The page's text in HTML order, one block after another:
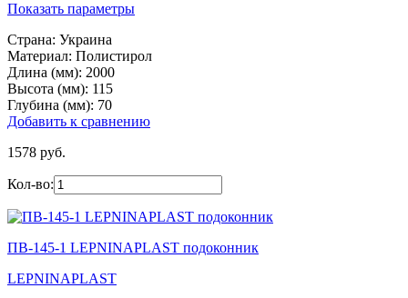
Показать параметры
Страна: Украина
Материал: Полистирол
Длина (мм): 2000
Высота (мм): 115
Глубина (мм): 70
Добавить к сравнению
1578 руб.
Кол-во:
ПВ-145-1 LEPNINAPLAST подоконник
LEPNINAPLAST